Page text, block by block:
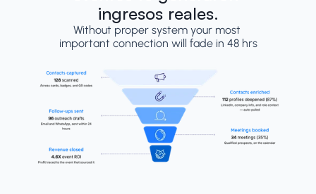
ingresos reales.
Without proper system your most
important connection will fade in 48 hrs